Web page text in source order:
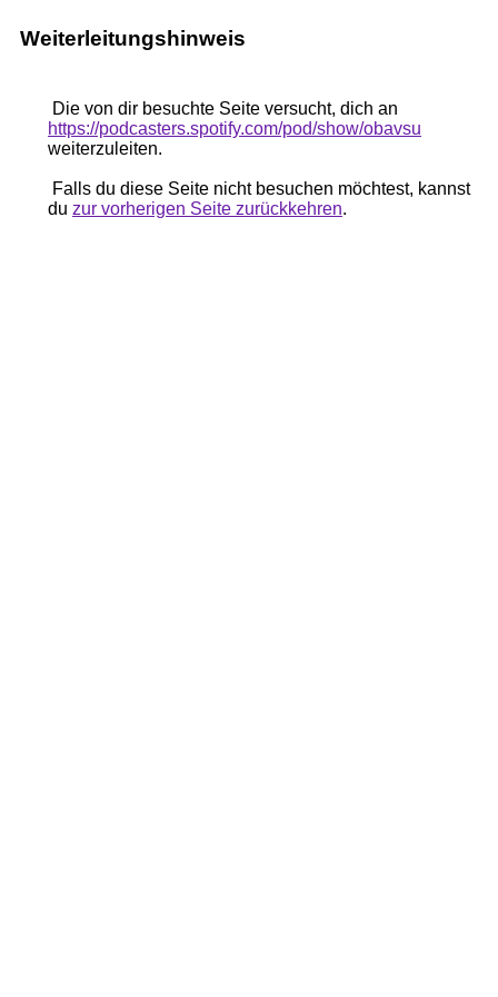
Weiterleitungshinweis
Die von dir besuchte Seite versucht, dich an
https://podcasters.spotify.com/pod/show/obavsu
weiterzuleiten.
Falls du diese Seite nicht besuchen möchtest, kannst
du zur vorherigen Seite zurückkehren.